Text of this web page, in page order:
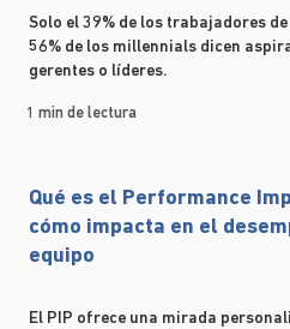
Solo el 39% de los trabajadores
56% de los millennials dicen
gerentes o líderes.
1 min de lectura
Qué es el Performance
cómo impacta en el
equipo
El PIP ofrece una mirada